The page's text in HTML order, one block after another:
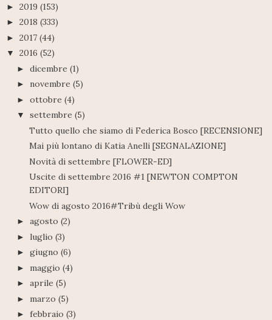
► 2019 (153)
► 2018 (333)
► 2017 (44)
▼ 2016 (52)
► dicembre (1)
► novembre (5)
► ottobre (4)
▼ settembre (5)
Tutto quello che siamo di Federica Bosco [RECENSIONE]
Mai più lontano di Katia Anelli [SEGNALAZIONE]
Novità di settembre [FLOWER-ED]
Uscite di settembre 2016 #1 [NEWTON COMPTON
EDITORI]
Wow di agosto 2016#Tribù degli Wow
► agosto (2)
► luglio (3)
► giugno (6)
► maggio (4)
► aprile (5)
► marzo (5)
► febbraio (3)